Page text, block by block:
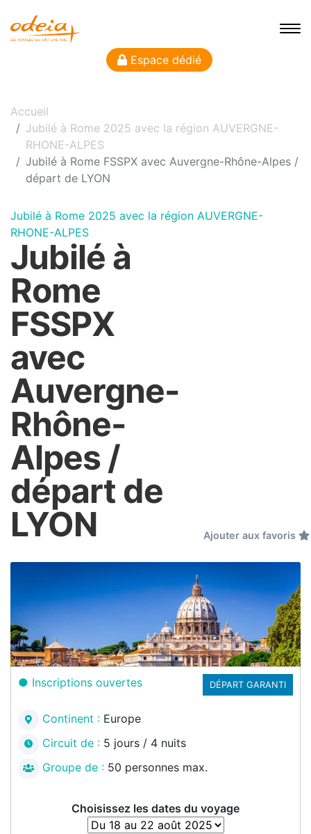
Espace dédié
Accueil
Jubilé à Rome 2025 avec la région AUVERGNE-
RHONE-ALPES
Jubilé à Rome FSSPX avec Auvergne-Rhône-Alpes /
départ de LYON
Jubilé à Rome 2025 avec la région AUVERGNE-
RHONE-ALPES
Jubilé à
Rome
FSSPX
avec
Auvergne-
Rhône-
Alpes /
départ de
LYON
Ajouter aux favoris
Inscriptions ouvertes DÉPART GARANTI
Continent : Europe
Circuit de : 5 jours / 4 nuits
Groupe de : 50 personnes max.
Choisissez les dates du voyage